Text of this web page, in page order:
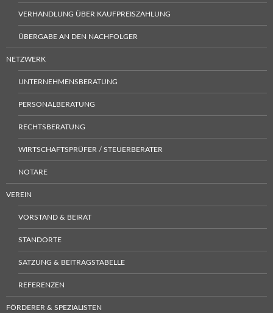
VERHANDLUNG ÜBER KAUFPREISZAHLUNG
ÜBERGABE AN DEN NACHFOLGER
NETZWERK
UNTERNEHMENSBERATUNG
PERSONALBERATUNG
RECHTSBERATUNG
WIRTSCHAFTSPRÜFER / STEUERBERATER
NOTARE
VEREIN
VORSTAND & BEIRAT
STANDORTE
SATZUNG & BEITRAGSTABELLE
REFERENZEN
FÖRDERER & SPEZIALISTEN